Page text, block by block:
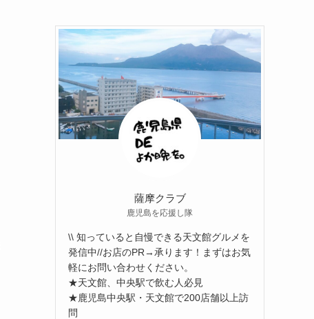
薩摩クラブ
鹿児島を応援し隊
\\ 知っていると自慢できる天文館グルメを
発信中//お店のPR→承ります！まずはお気
軽にお問い合わせください。
★天文館、中央駅で飲む人必見
★鹿児島中央駅・天文館で200店舗以上訪
問